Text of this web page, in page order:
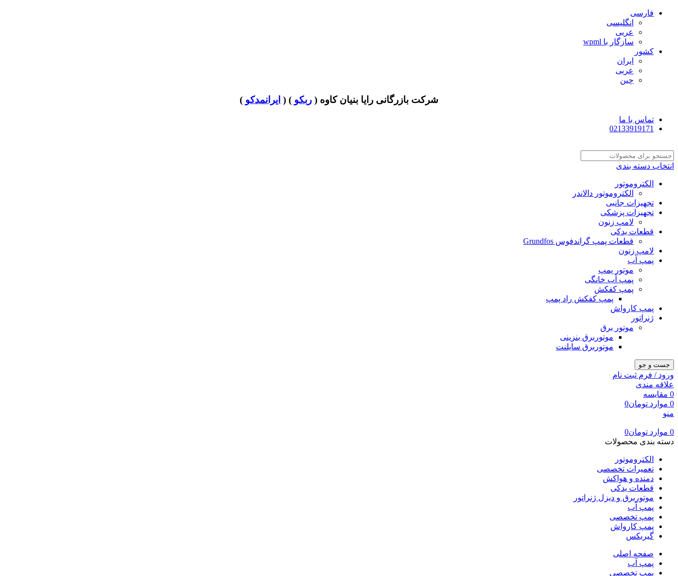
فارسی
انگلیسی
عربی
سازگار با wpml
کشور
ایران
عربی
چین
شرکت بازرگانی رایا بنیان کاوه ( ربکو ) ( ایرانمدکو )
تماس با ما
02133919171
انتخاب دسته بندی
الکتروموتور
الکتروموتور دالاندر
تجهیزات جانبی
تجهیزات پزشکی
لامپ زنون
قطعات یدکی
قطعات پمپ گراندفوس Grundfos
لامپ زنون
پمپ آب
موتور پمپ
پمپ آب خانگی
پمپ کفکش
پمپ کفکش راد پمپ
پمپ کارواش
ژنراتور
موتور برق
موتوربرق بنزینی
موتوربرق سایلنت
جست و جو
ورود / فرم ثبت نام
علاقه مندی
0 مقایسه
0 موارد تومان0
منو
0 موارد تومان0
دسته بندی محصولات
الکتروموتور
تعمیرات تخصصی
دمنده و هواکش
قطعات یدکی
موتوربرق و دیزل ژنراتور
پمپ آب
پمپ تخصصی
پمپ کارواش
گیربکس
صفحه اصلی
پمپ آب
پمپ تخصصی